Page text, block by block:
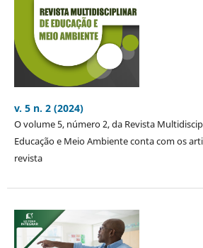
v. 5 n. 2 (2024)
O volume 5, número 2, da Revista
Educação e Meio Ambiente conta com os
revista